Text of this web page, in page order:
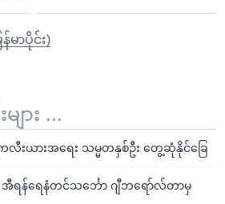
မာပိုင်း)
ား ...
းယားအရေး သမ္မတနှစ်ဦး တွေ့ဆုံနိုင်ခြေ
ရန်ရေနံတင်သင်္ဘော ဂျီဘရော်လ်တာမှ